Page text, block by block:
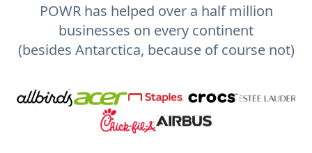
POWR has helped over a half million
businesses on every continent
(besides Antarctica, because of course not)